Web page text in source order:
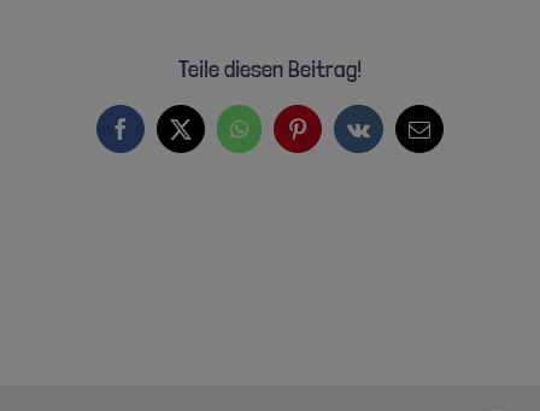
Teile diesen Beitrag!
Facebook
X WhatsAppPinterestVk
E-
Mail